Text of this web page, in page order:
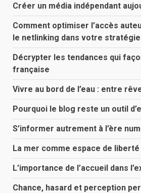
Créer un média indépendant
Comment optimiser l’accès
le netlinking dans votre stratégie
Décrypter les tendances qui
française
Vivre au bord de l’eau : entre
Pourquoi le blog reste un outil
S’informer autrement à l’ère
La mer comme espace de liberté
L’importance de l’accueil dans
Chance, hasard et perception